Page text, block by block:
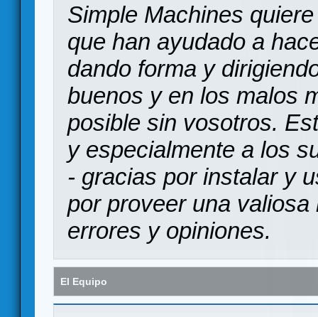
Simple Machines
que han ayudado a
dando forma y
buenos y en los malos
posible sin vosotros.
y especialmente a los
- gracias por instalar y
por proveer una
errores y opiniones.
El Equipo